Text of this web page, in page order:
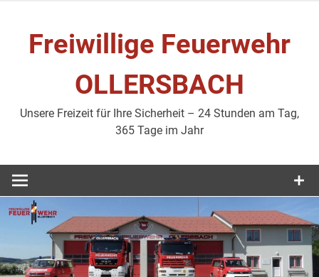
springenFreiwillige Feuerwehr
OLLERSBACH
Unsere Freizeit für Ihre Sicherheit – 24 Stunden am Tag,
365 Tage im Jahr